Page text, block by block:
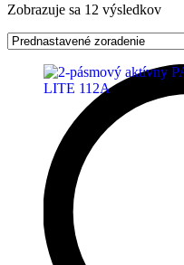
Zobrazuje sa 12 výsledkov